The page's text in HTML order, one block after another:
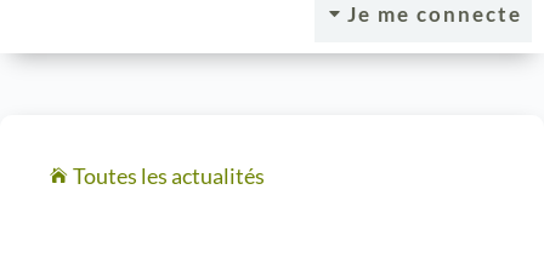
C Je me connecte
 Toutes les actualités